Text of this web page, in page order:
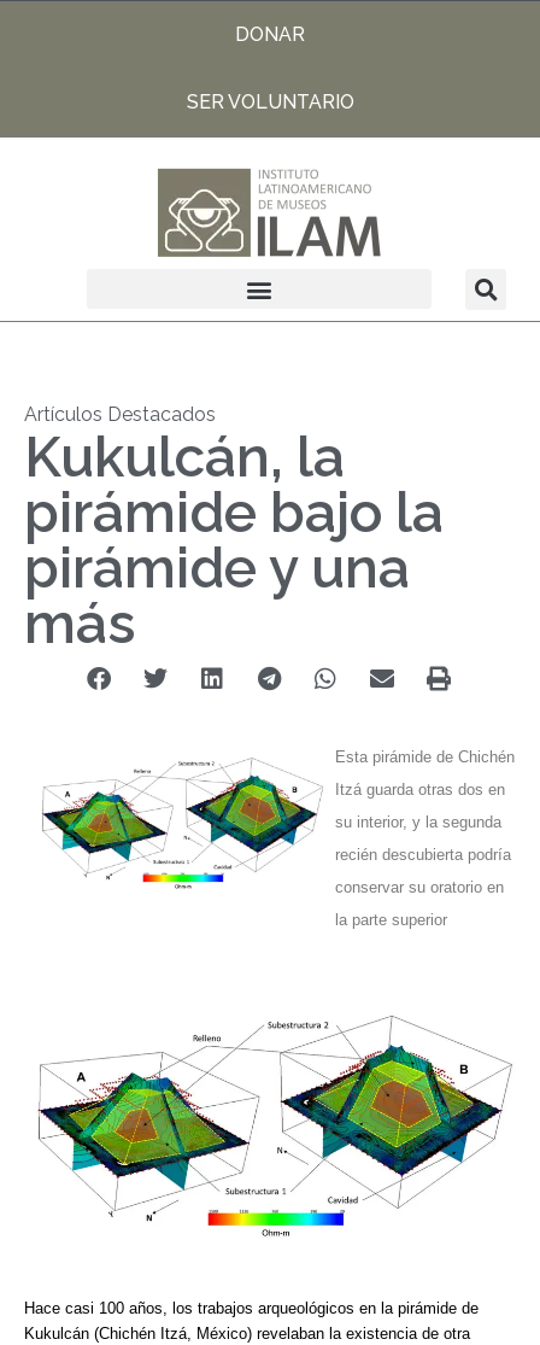
DONAR
SER VOLUNTARIO
Artículos Destacados
Kukulcán, la
pirámide bajo la
pirámide y una
más
Esta pirámide de Chichén
Itzá guarda otras dos en
su interior, y la segunda
recién descubierta podría
conservar su oratorio en
la parte superior
Hace casi 100 años, los trabajos arqueológicos en la pirámide de
Kukulcán (Chichén Itzá, México) revelaban la existencia de otra